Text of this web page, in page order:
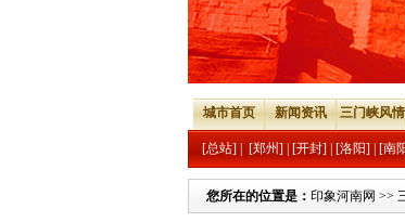
城市首页 新闻资讯 三门峡风情
[总站] [郑州] [开封] [洛阳] [南
您所在的位置是： 印象河南网 >>